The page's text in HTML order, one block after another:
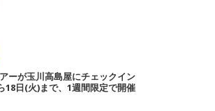
ーが玉川高島屋にチェックイン
18日(火)まで、1週間限定で開催